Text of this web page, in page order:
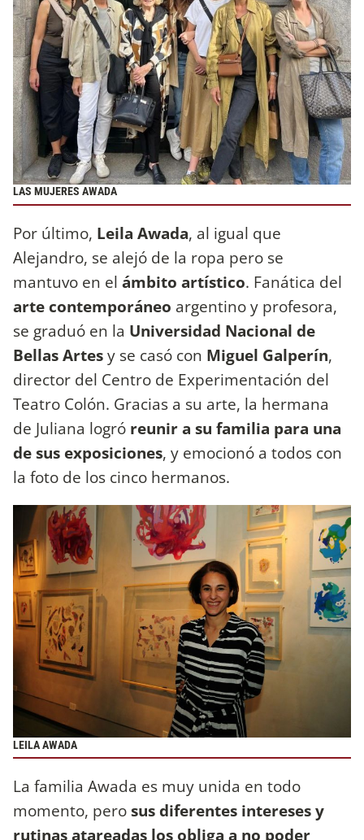
LAS MUJERES AWADA
Por último, Leila Awada, al igual que
Alejandro, se alejó de la ropa pero se
mantuvo en el ámbito artístico. Fanática del
arte contemporáneo argentino y profesora,
se graduó en la Universidad Nacional de
Bellas Artesy se casó con Miguel Galperín,
director del Centro de Experimentación del
Teatro Colón. Gracias a su arte, la hermana
de Juliana logró reunir a su familia para una
de sus exposiciones, y emocionó a todos con
la foto de los cinco hermanos.
LEILA AWADA
La familia Awada es muy unida en todo
momento, perosus diferentes intereses y
rutinas atareadas los obliga a no poder